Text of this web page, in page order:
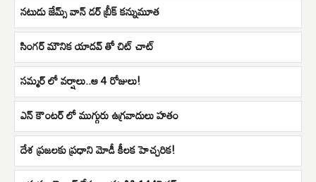
నటుడు జేమ్స్ వాన్ డర్ బ్రీక్ కన్నుమూత
సింగర్ మౌనిక యాదవ్ తో చిట్ చాట్
సమ్మర్ లో వర్షాలు..ఆ 4 రోజులు!
ఎన్ కౌంటర్ లో ముగ్గురు ఉగ్రవాదులు హతం
దేశ ప్రజలకు ప్రధాని మోడీ కీలక హెచ్చరిక!